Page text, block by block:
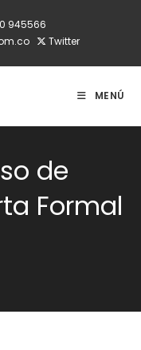
945566
Twitter
MENÚ
de
Formal